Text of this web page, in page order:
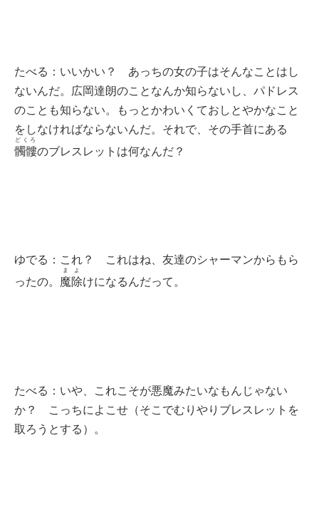
たべる：いいかい？ あっちの女の子はそんなことはし
ないんだ。広岡達朗のことなんか知らないし、パドレス
のことも知らない。もっとかわいくておしとやかなこと
をしなければならないんだ。それで、その手首にある
髑髏
どくろ
のブレスレットは何なんだ？
ゆでる：これ？ これはね、友達のシャーマンからもら
ったの。 魔除
まよ
けになるんだって。
たべる：いや、これこそが悪魔みたいなもんじゃない
か？ こっちによこせ（そこでむりやりブレスレットを
取ろうとする）。